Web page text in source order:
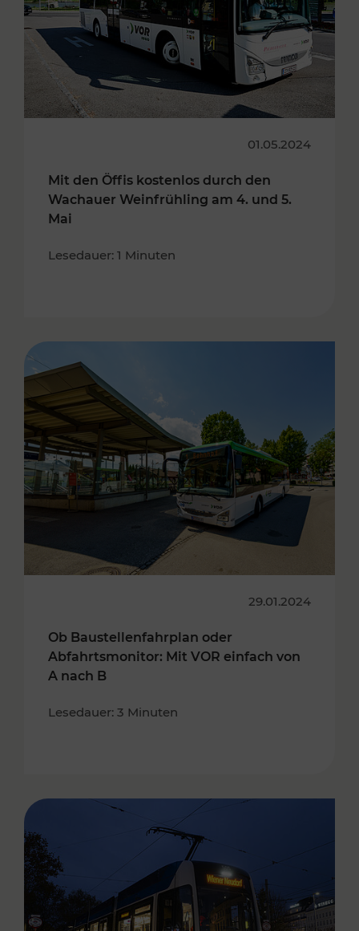
01.05.2024
Mit den Öffis kostenlos durch den
Wachauer Weinfrühling am 4. und 5.
Mai
Lesedauer: 1 Minuten
29.01.2024
Ob Baustellenfahrplan oder
Abfahrtsmonitor: Mit VOR einfach von
A nach B
Lesedauer: 3 Minuten